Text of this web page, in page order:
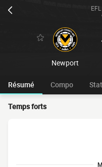
Newport
Résumé Compo
Temps forts